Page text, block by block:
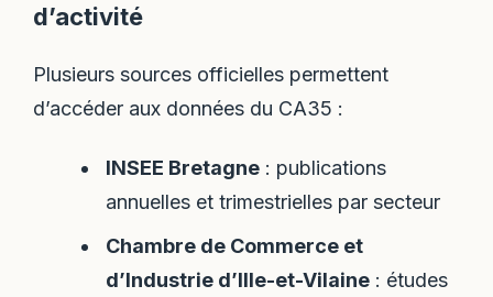
d’activité
Plusieurs sources officielles permettent
d’accéder aux données du CA35 :
INSEE Bretagne: publications
annuelles et trimestrielles par secteur
Chambre de Commerce et
d’Industrie d’Ille-et-Vilaine: études